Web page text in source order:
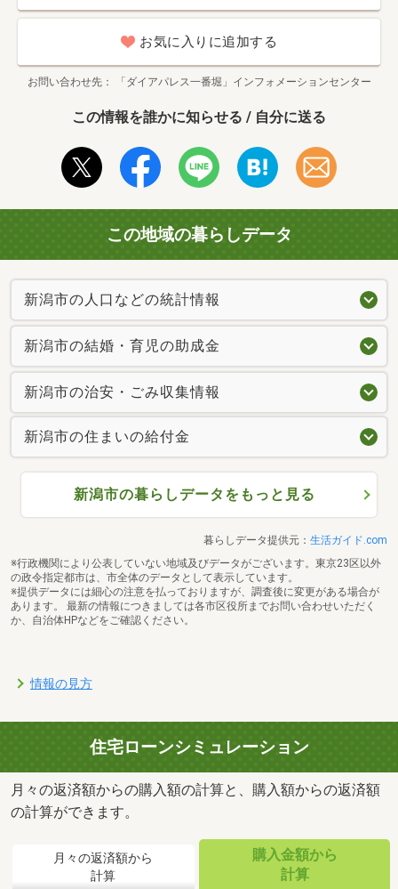
お気に入りに追加する
お問い合わせ先 「ダイアパレス一番堀」インフォメーションセンター
この情報を誰かに知らせる / 自分に送る
この地域の暮らしデータ
新潟市の人口などの統計情報
新潟市の結婚・育児の助成金
新潟市の治安・ごみ収集情報
新潟市の住まいの給付金
新潟市の暮らしデータをもっと見る
暮らしデータ提供元： 生活ガイド.com
※行政機関により公表していない地域及びデータがございます。東京23区以外
の政令指定都市は、市全体のデータとして表示しています。
※提供データには細心の注意を払っておりますが、調査後に変更がある場合が
あります。 最新の情報につきましては各市区役所までお問い合わせいただく
か、自治体HPなどをご確認ください。
情報の見方
住宅ローンシミュレーション
月々の返済額からの購入額の計算と、購入額からの返済額
の計算ができます。
月々の返済額から
計算
購入金額から
計算